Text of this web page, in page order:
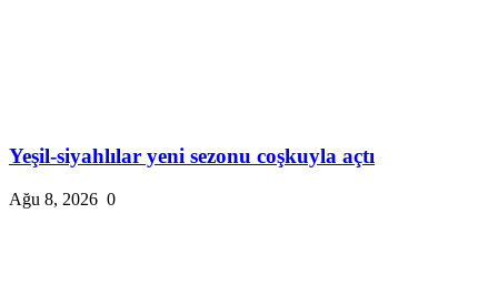
Yeşil-siyahlılar yeni sezonu coşkuyla açtı
Ağu 8, 2026 0